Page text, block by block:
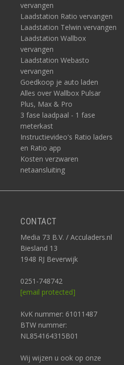
vervangen
Laadstation Ratio vervangen
Laadstation Telwin vervangen
Laadstation Wallbox
vervangen
Laadstation Webasto
vervangen
Goedkoop je auto laden
Alles over Wallbox Pulsar
Plus, Max & Pro
3 fase laadpaal - 1 fase
meterkast
Instructievideo's Ratio laders
en Ratio app
Kosten verzwaren
netaansluiting
CONTACT
Media 73 B.V. / Acculaders.nl
Biesland 13
1948 RJ Beverwijk
0251-748742
[email protected]
KvK nummer: 61011487
BTW nummer:
NL854164315B01
Wij wijzen u ook op onze